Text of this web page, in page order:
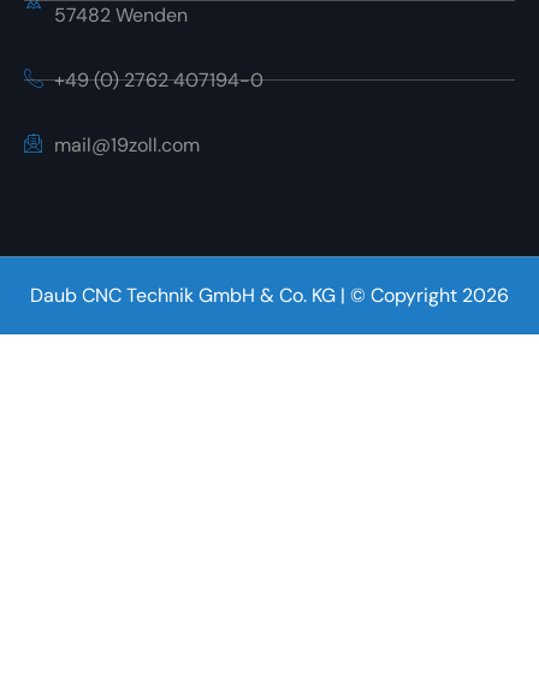
57482 Wenden
+49 (0) 2762 407194-0
mail@19zoll.com
Daub CNC Technik GmbH & Co. KG | © Copyright 2026